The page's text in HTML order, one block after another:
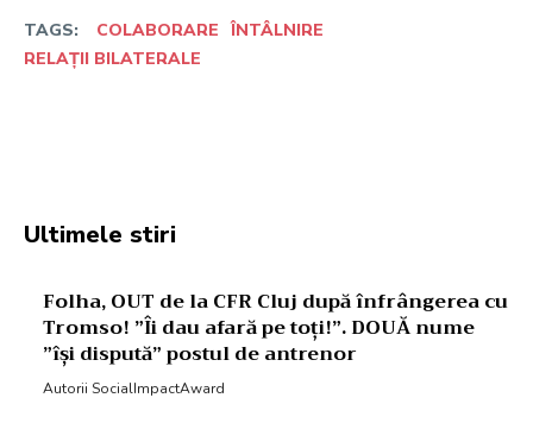
TAGS: COLABORARE ÎNTÂLNIRE
RELAȚII BILATERALE
Ultimele stiri
Folha, OUT de la CFR Cluj după înfrângerea cu
Tromso! ”Îi dau afară pe toți!”. DOUĂ nume
”își dispută” postul de antrenor
Autorii SocialImpactAward